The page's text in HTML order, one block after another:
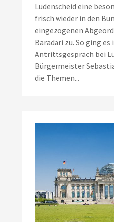
Lüdenscheid eine
frisch wieder in den
eingezogenen
Baradari zu. So ging es
Antrittsgespräch bei
Bürgermeister
die Themen...